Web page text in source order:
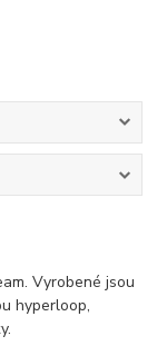
Vyrobené jsou
hyperloop,